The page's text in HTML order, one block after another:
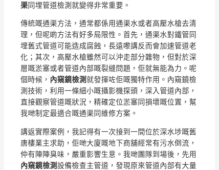
渠同埋管道檢測就變得非常重要。
傳統嘅通渠方法，通常都係用通渠水或者高壓水槍去清
理，但呢啲方法有好多局限性。首先，通渠水對鐵管同
埋舊式管道可能造成腐蝕，長遠嚟講反而會加速管道老
化；其次，高壓水槍雖然可以沖走部分雜物，但對於深
層嘅淤塞或者管道內部嘅裂縫問題，佢就無能為力。呢
個時候， 內窺鏡檢測就發揮咗佢嘅獨特作用。內窺鏡檢
測技術，利用一條細小嘅攝影機探頭，深入管道內部，
直接觀察管道嘅狀況，精確定位淤塞同損壞嘅位置，幫
我哋制定最適合嘅通渠同維修方案。
講返實際案例，我記得有一次接到一間位於深水埗嘅舊
唐樓業主求助，佢哋大廈嘅地下商舖經常有污水倒流，
仲有陣陣臭味，嚴重影響生意。我哋團隊到場後，先用
內窺鏡檢測設備檢查主管道，發現原來管道內部有大量